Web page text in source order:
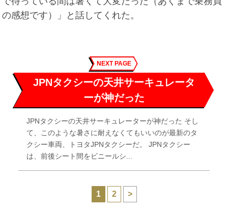
の感想です）」と話してくれた。
NEXT PAGE
JPNタクシーの天井サーキュレータ
ーが神だった
JPNタクシーの天井サーキュレーターが神だった そし
て、このような暑さに耐えなくてもいいのが最新のタ
クシー車両、トヨタJPNタクシーだ。 JPNタクシー
は、前後シート間をビニールシ...
1 2 >